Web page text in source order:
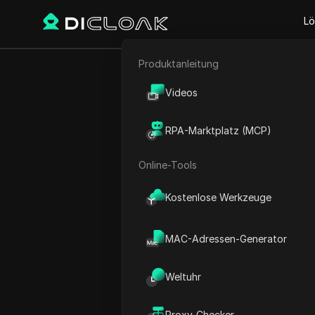
E-Commerce
Produktanleitung
Videos
RPA-Marktplatz (MCP)
Online-Tools
Kostenlose Werkzeuge
MAC-Adressen-Generator
Weltuhr
Echtes Geld
Play Video:Echtes Geld =